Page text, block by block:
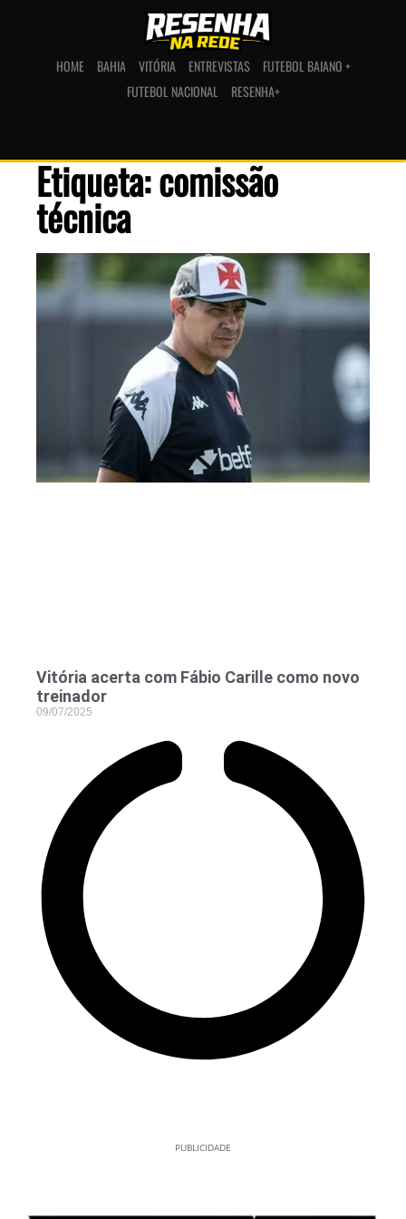
HOME BAHIA VITÓRIA ENTREVISTAS
FUTEBOL BAIANO +
FUTEBOL NACIONAL
RESENHA+
Etiqueta: comissão
técnica
Vitória acerta com Fábio Carille como novo
treinador
09/07/2025
PUBLICIDADE